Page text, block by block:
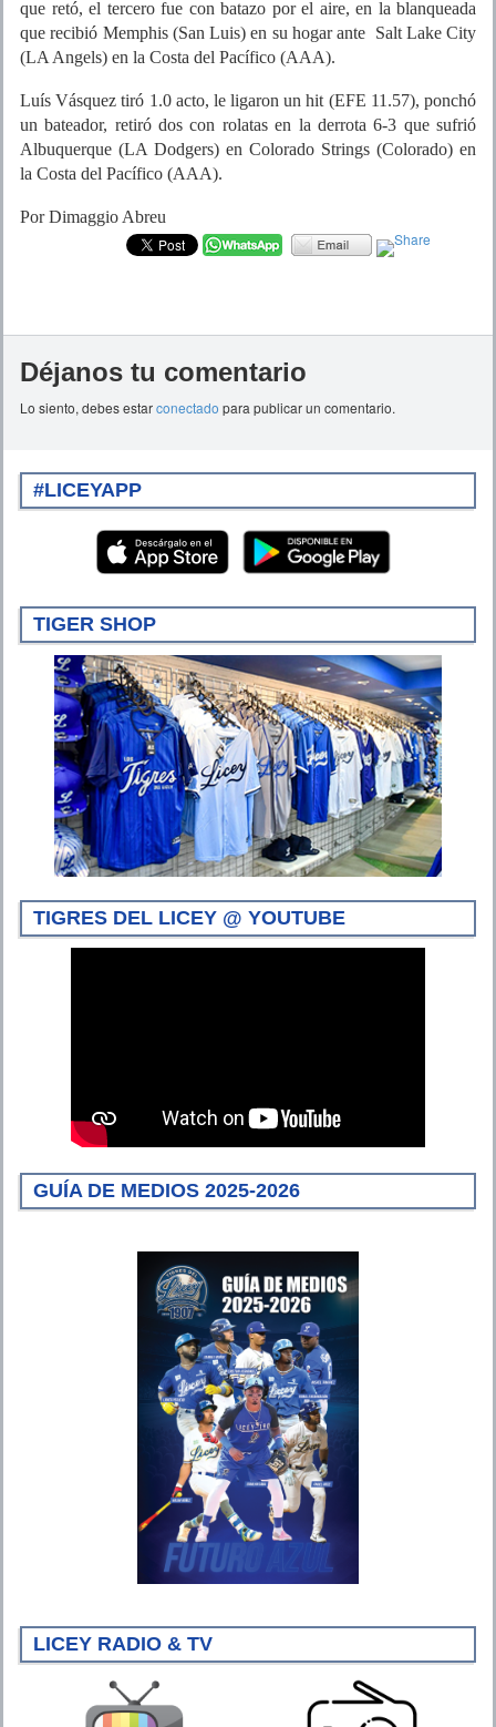
que retó, el tercero fue con batazo por el aire, en la blanqueada
que recibió Memphis (San Luis) en su hogar ante Salt Lake City
(LA Angels) en la Costa del Pacífico (AAA).
Luís Vásquez tiró 1.0 acto, le ligaron un hit (EFE 11.57), ponchó
un bateador, retiró dos con rolatas en la derrota 6-3 que sufrió
Albuquerque (LA Dodgers) en Colorado Strings (Colorado) en
la Costa del Pacífico (AAA).
Por Dimaggio Abreu
Déjanos tu comentario
Lo siento, debes estarconectado para publicar un comentario.
#LICEYAPP
TIGER SHOP
TIGRES DEL LICEY @ YOUTUBE
GUÍA DE MEDIOS 2025-2026
LICEY RADIO & TV